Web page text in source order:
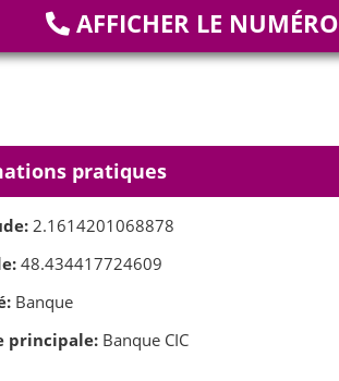
AFFICHER LE NUMÉRO
pratiques
2.1614201068878
48.434417724609
Banque
principale: Banque CIC